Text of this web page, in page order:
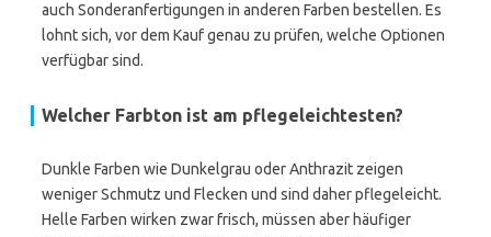
auch Sonderanfertigungen in anderen Farben bestellen. Es
lohnt sich, vor dem Kauf genau zu prüfen, welche Optionen
verfügbar sind.
Welcher Farbton ist am pflegeleichtesten?
Dunkle Farben wie Dunkelgrau oder Anthrazit zeigen
weniger Schmutz und Flecken und sind daher pflegeleicht.
Helle Farben wirken zwar frisch, müssen aber häufiger